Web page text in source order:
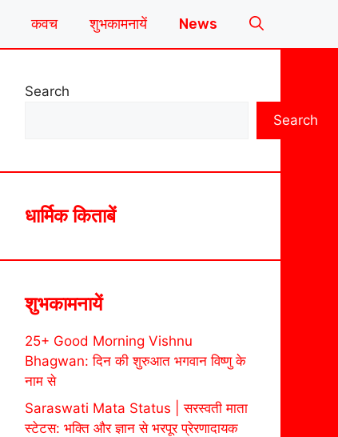
कवच शुभकामनायें News
Search
Search
धार्मिक किताबें
शुभकामनायें
25+ Good Morning Vishnu
Bhagwan: दिन की शुरुआत भगवान विष्णु के
नाम से
Saraswati Mata Status | सरस्वती माता
स्टेटस: भक्ति और ज्ञान से भरपूर प्रेरणादायक